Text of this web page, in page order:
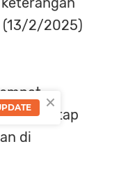
(13/2/2025)
atap
di
×